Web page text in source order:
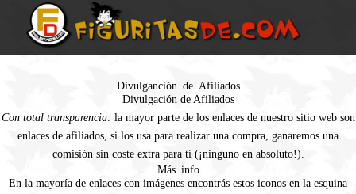
Divulganción de Afiliados
Divulgación de Afiliados
Con total transparencia: la mayor parte de los enlaces de nuestro sitio web son
enlaces de afiliados, si los usa para realizar una compra, ganaremos una
comisión sin coste extra para tí (¡ninguno en absoluto!).
Más info
En la mayoría de enlaces con imágenes encontrás estos iconos en la esquina